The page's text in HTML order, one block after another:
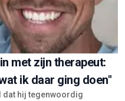
met zijn therapeut:
ik daar ging doen"
dat hij tegenwoordig